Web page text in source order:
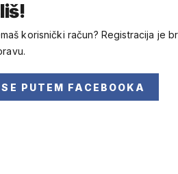
korisnički račun? Registracija je
PUTEM FACEBOOKA